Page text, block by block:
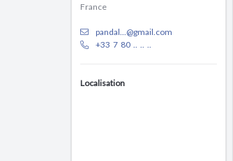
France
pandal...@gmail.com
+33 7 80 .. .. ..
Localisation